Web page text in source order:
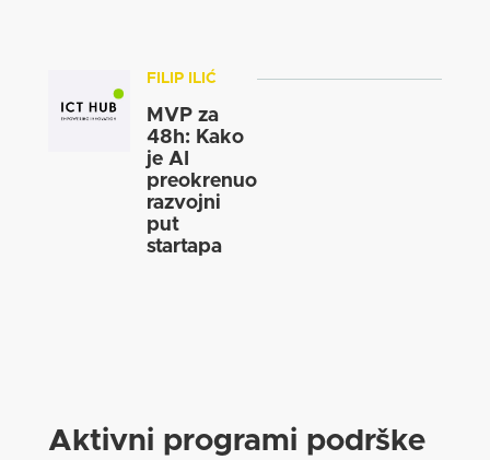
FILIP ILIĆ
MVP za
48h: Kako
je AI
preokrenuo
razvojni
put
startapa
Aktivni programi podrške